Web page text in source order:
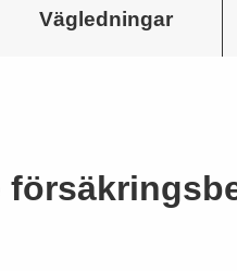
Vägledningar